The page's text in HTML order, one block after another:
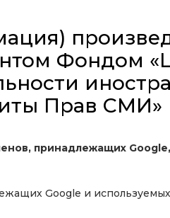
Фондом
Прав СМИ»
принадлежащих
Google и